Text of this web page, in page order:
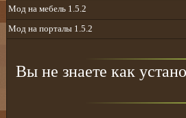
Мод на мебель 1.5.2
Мод на порталы 1.5.2
Вы не знаете как